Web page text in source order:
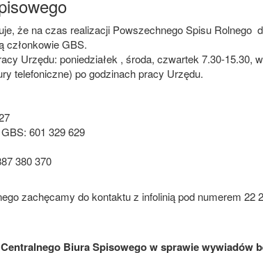
że na czas realizacji Powszechnego Spisu Rolnego
członkowie GBS.
Urzędu: poniedziałek , środa, czwartek 7.30-15.30,
telefoniczne) po godzinach pracy Urzędu.
601 329 629
380 370
zachęcamy do kontaktu z infolinią pod numerem 22
Biura Spisowego w sprawie wywiadów